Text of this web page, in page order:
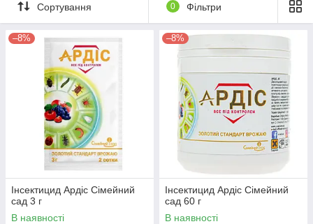
Сортування 0 Фільтри
–8%
Інсектицид Ардіс Сімейний
сад 3 г
В наявності
–8%
Інсектицид Ардіс Сімейний
сад 60 г
В наявності